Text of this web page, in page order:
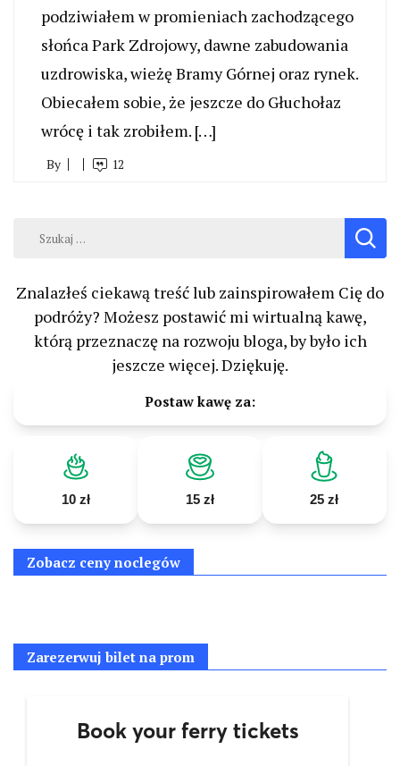
podziwiałem w promieniach zachodzącego
słońca Park Zdrojowy, dawne zabudowania
uzdrowiska, wieżę Bramy Górnej oraz rynek.
Obiecałem sobie, że jeszcze do Głuchołaz
wrócę i tak zrobiłem. […]
By 12
Szukaj:
Znalazłeś ciekawą treść lub zainspirowałem Cię do
podróży? Możesz postawić mi wirtualną kawę,
którą przeznaczę na rozwoju bloga, by było ich
jeszcze więcej. Dziękuję.
Postaw kawę za:
10 zł 15 zł 25 zł
Zobacz ceny noclegów
Zarezerwuj bilet na prom